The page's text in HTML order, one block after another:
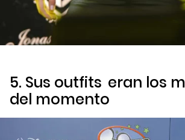
5. Sus outfits eran los
del momento